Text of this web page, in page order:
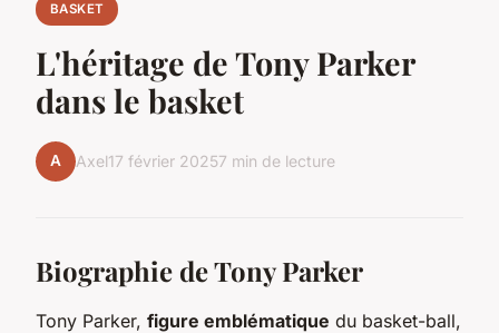
BASKET
L'héritage de Tony Parker
dans le basket
A Axel17 février 20257 min de lecture
Biographie de Tony Parker
Tony Parker, figure emblématique du basket-ball,